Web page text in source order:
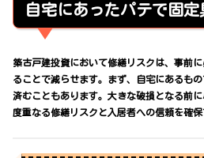
自宅にあったパテで固定
築古戸建投資において修繕リスクは、事前
ることで減らせます。まず、自宅にあるも
済むこともあります。大きな破損となる前
度重なる修繕リスクと入居者への信頼を確保